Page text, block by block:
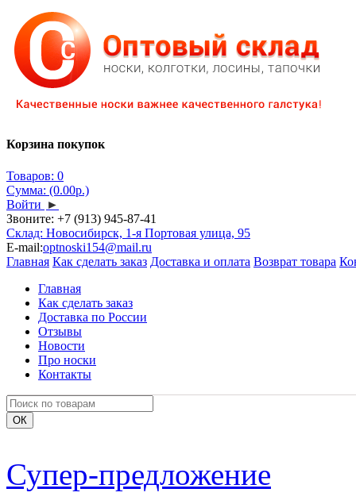
Корзина покупок
Товаров: 0
Сумма: (0.00р.)
Войти ►
Звоните: +7 (913) 945-87-41
Склад: Новосибирск, 1-я Портовая улица, 95
E-mail:optnoski154@mail.ru
Главная Как сделать заказ Доставка и оплата Возврат товара
Главная
Как сделать заказ
Доставка по России
Отзывы
Новости
Про носки
Контакты
Супер-предложение